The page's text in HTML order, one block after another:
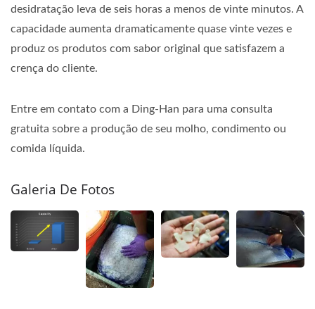
desidratação leva de seis horas a menos de vinte minutos. A
capacidade aumenta dramaticamente quase vinte vezes e
produz os produtos com sabor original que satisfazem a
crença do cliente.
Entre em contato com a Ding-Han para uma consulta
gratuita sobre a produção de seu molho, condimento ou
comida líquida.
Galeria De Fotos